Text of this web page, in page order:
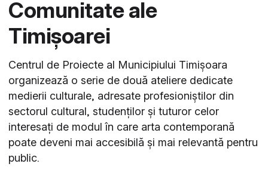
Comunitate ale
Timișoarei
Centrul de Proiecte al Municipiului Timișoara
organizează o serie de două ateliere dedicate
medierii culturale, adresate profesioniștilor din
sectorul cultural, studenților și tuturor celor
interesați de modul în care arta contemporană
poate deveni mai accesibilă și mai relevantă pentru
public.